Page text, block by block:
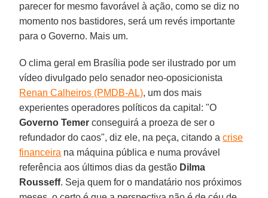
parecer for mesmo favorável à ação, como se diz no
momento nos bastidores, será um revés importante
para o Governo. Mais um.
O clima geral em Brasília pode ser ilustrado por um
vídeo divulgado pelo senador neo-oposicionista
Renan Calheiros (PMDB-AL), um dos mais
experientes operadores políticos da capital: "O
Governo Temer conseguirá a proeza de ser o
refundador do caos", diz ele, na peça, citando acrise
financeira na máquina pública e numa provável
referência aos últimos dias da gestão Dilma
Rousseff. Seja quem for o mandatário nos próximos